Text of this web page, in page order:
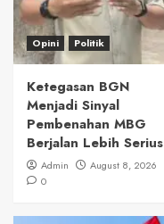
Opini Politik
Ketegasan BGN
Menjadi Sinyal
Pembenahan MBG
Berjalan Lebih Serius
Admin
August 8, 2026
0